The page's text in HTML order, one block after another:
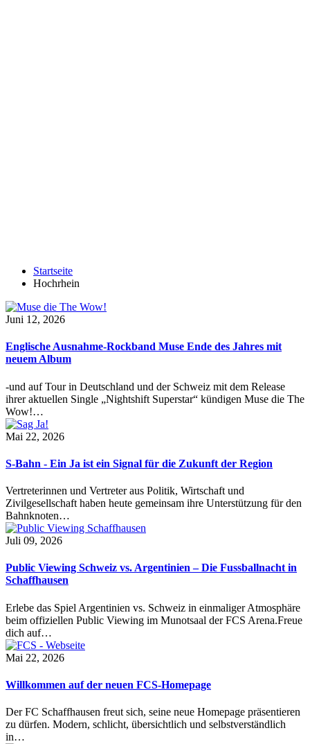
Startseite
Hochrhein
Juni 12, 2026
Englische Ausnahme-Rockband Muse Ende des Jahres mit
neuem Album
-und auf Tour in Deutschland und der Schweiz mit dem Release
ihrer aktuellen Single „Nightshift Superstar“ kündigen Muse die The
Wow!…
Mai 22, 2026
S-Bahn - Ein Ja ist ein Signal für die Zukunft der Region
Vertreterinnen und Vertreter aus Politik, Wirtschaft und
Zivilgesellschaft haben heute gemeinsam ihre Unterstützung für den
Bahnknoten…
Juli 09, 2026
Public Viewing Schweiz vs. Argentinien – Die Fussballnacht in
Schaffhausen
Erlebe das Spiel Argentinien vs. Schweiz in einmaliger Atmosphäre
beim offiziellen Public Viewing im Munotsaal der FCS Arena.Freue
dich auf…
Mai 22, 2026
Willkommen auf der neuen FCS-Homepage
Der FC Schaffhausen freut sich, seine neue Homepage präsentieren
zu dürfen. Modern, schlicht, übersichtlich und selbstverständlich
in…